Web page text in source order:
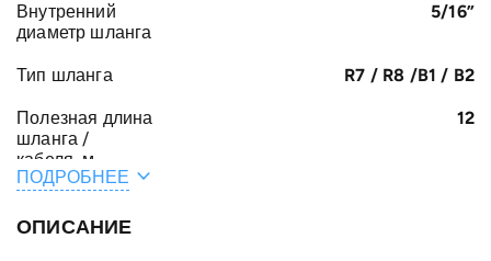
Внутренний
диаметр шланга
5/16”
Тип шланга R7 / R8 /B1 / B2
Полезная длина
шланга /
кабеля, м
12
шланга /
ПОДРОБНЕЕ
ОПИСАНИЕ